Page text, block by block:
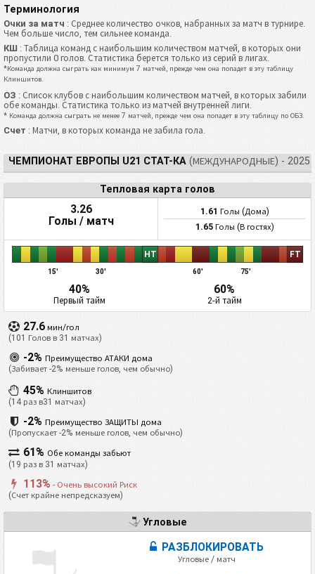
Терминология
Очки за матч : Среднее количество очков, набранных за матч в турнире.
Чем больше число, тем сильнее команда.
КШ : Таблица команд с наибольшим количеством матчей, в которых они
пропустили 0 голов. Статистика берется только из серий в лигах.
*Команда должна сыграть как минимум 7 матчей, прежде чем она попадет в эту таблицу
Клиншитов.
ОЗ : Список клубов с наибольшим количеством матчей, в которых забили
обе команды. Статистика только из матчей внутренней лиги.
* Команда должна сыграть не менее 7 матчей, прежде чем она попадет в эту таблицу по ОБЗ.
Счет : Матчи, в которых команда не забила гола.
ЧЕМПИОНАТ ЕВРОПЫ U21 СТАТ-КА (МЕЖДУНАРОДНЫЕ) - 2025
Тепловая карта голов
3.26
Голы / матч
1.61 Голы (Дома)
1.65Голы (В гостях)
15' 30'
HT
60' 75'
FT
40%
Первый тайм
60%
2-й тайм
27.6мин/гол
(101 Голов в 31 матчах)
-2% Преимущество АТАКИ дома
(Забивает -2% меньше голов, чем обычно)
45% Клиншитов
(14 раз в31 матчах)
-2% Преимущество ЗАЩИТЫ дома
(Пропускает -2% меньше голов, чем обычно)
61% Обе команды забьют
(19 раз в 31 матчах)
113% - Очень высокий Риск
(Счет крайне непредсказуем)
Угловые
РАЗБЛОКИРОВАТЬ
Угловые / матч